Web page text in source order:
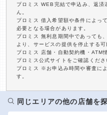
プロミス WEB完結で申込み、返済
ん。
プロミス 借入希望額や条件によっ
必要となる場合があります。
プロミス 無利息期間中であっても
より、サービスの提供を停止する可
プロミス 店舗・自動契約機・ATM
プロミス公式サイトをご確認くださ
プロミス ※お申込み時間や審査に
す。
同じエリアの他の店舗を